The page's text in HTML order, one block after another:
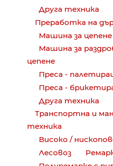
Друга техника
Преработка на
Машина за цепене
Машина за
цепене
Преса -
Преса -
Друга техника
Транспортна и
техника
Високо /
Лесовоз